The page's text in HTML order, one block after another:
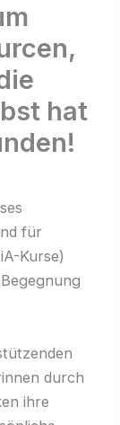
hat
für
Kurse)
durch
ihre